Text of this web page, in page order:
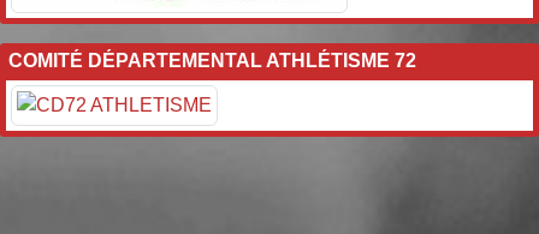
COMITÉ DÉPARTEMENTAL ATHLÉTISME 72